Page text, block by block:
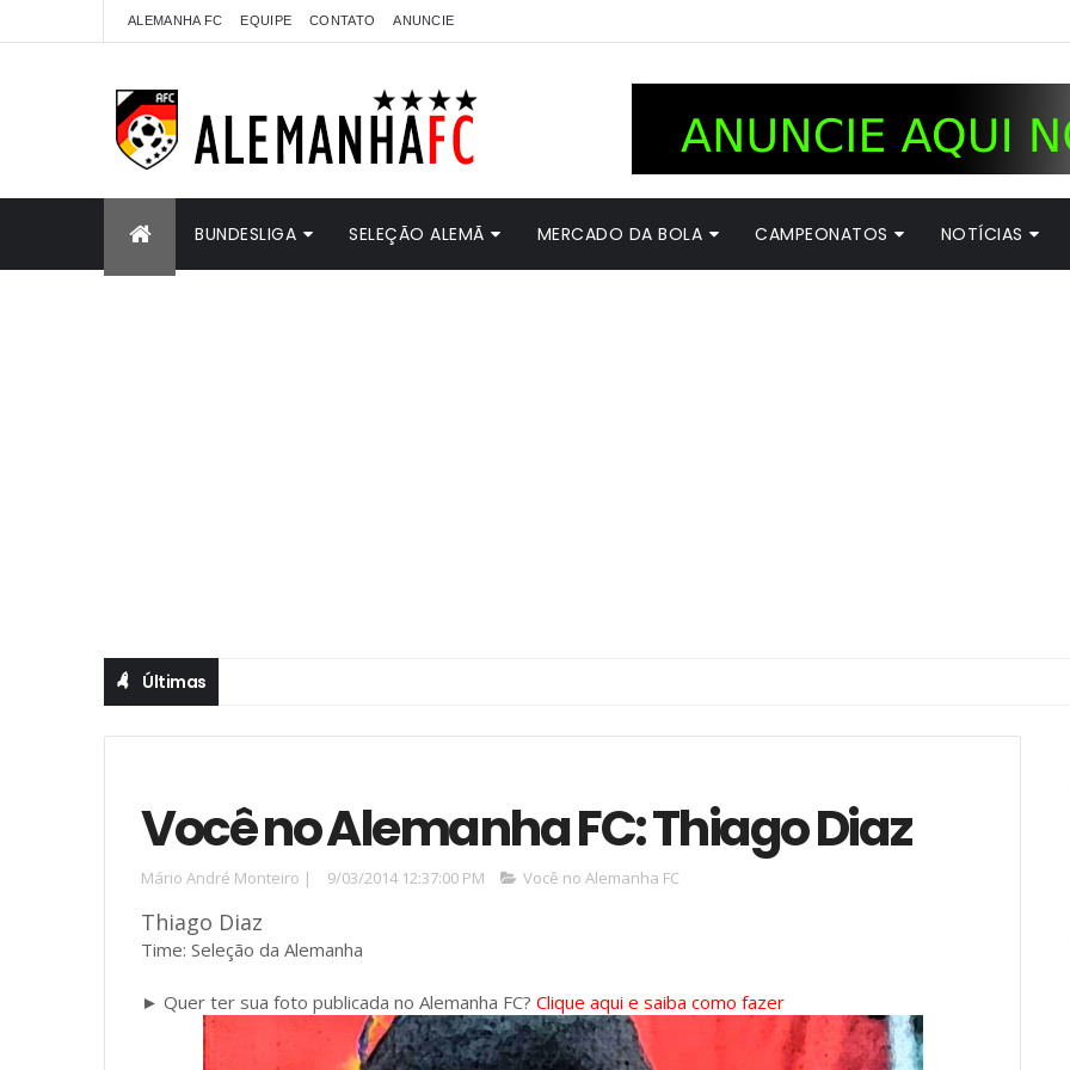
ALEMANHA FC EQUIPE CONTATO ANUNCIE
BUNDESLIGA SELEÇÃO ALEMÃ MERCADO DA BOLA CAMPEONATOS NOTÍCIAS
Últimas
Você no Alemanha FC: Thiago Diaz
Mário André Monteiro | 9/03/2014 12:37:00 PM Você no Alemanha FC
Thiago Diaz
Time: Seleção da Alemanha
► Quer ter sua foto publicada no Alemanha FC? Clique aqui e saiba como fazer